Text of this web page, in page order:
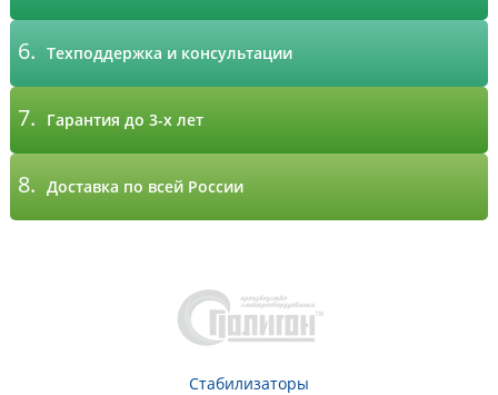
6. Техподдержка и консультации
7. Гарантия до 3-х лет
8. Доставка по всей России
Стабилизаторы